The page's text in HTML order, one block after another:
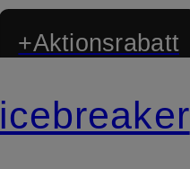
+Aktionsrabatt
icebreaker